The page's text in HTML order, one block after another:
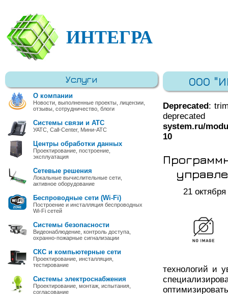
ИНТЕГРА
Услуги
О компании
Новости, выполненные проекты, лицензии,
отзывы, сотрудничество, блоги
Системы связи и АТС
УАТС, Call-Center, Мини-АТС
Центры обработки данных
Проектирование, построение,
эксплуатация
Сетевые решения
Локальные вычислительные сети,
активное оборудование
Беспроводные сети (Wi-Fi)
Построение и инсталляция беспроводных
Wi-Fi сетей
Системы безопасности
Видеонаблюдение, контроль доступа,
охранно-пожарные сигнализации
СКС и компьютерные сети
Проектирование, инсталляция,
тестирование
Системы электроснабжения
Проектирование, монтаж, испытания,
согласование
ООО
Deprecated:
system.ru/
10
21
технологий и